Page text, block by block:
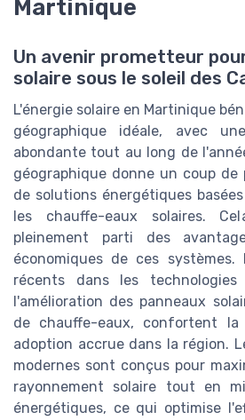
Martinique
Un avenir prometteur
solaire sous le soleil des
L'énergie solaire en Martinique
géographique idéale, avec
abondante tout au long de
géographique donne un coup
de solutions énergétiques
les chauffe-eaux solaires.
pleinement parti des
économiques de ces systèmes.
récents dans les technologies
l'amélioration des panneaux
de chauffe-eaux, confortent
adoption accrue dans la région.
modernes sont conçus pour
rayonnement solaire tout en
énergétiques, ce qui optimise